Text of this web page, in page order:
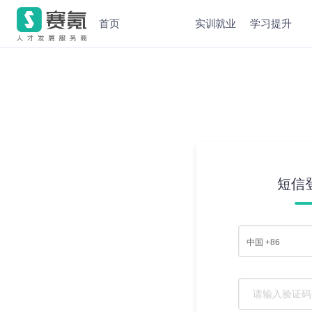
首页 实训就业 学习提升
短信